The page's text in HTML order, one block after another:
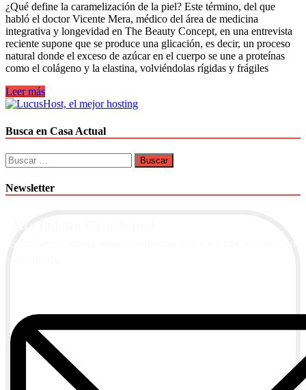
¿Qué define la caramelización de la piel? Este término, del que
habló el doctor Vicente Mera, médico del área de medicina
integrativa y longevidad en The Beauty Concept, en una entrevista
reciente supone que se produce una glicación, es decir, un proceso
natural donde el exceso de azúcar en el cuerpo se une a proteínas
como el colágeno y la elastina, volviéndolas rígidas y frágiles
Así
deteriora
azúcar
la
salud
de
piel
Leer más
Busca en Casa Actual
Buscar:
Newsletter